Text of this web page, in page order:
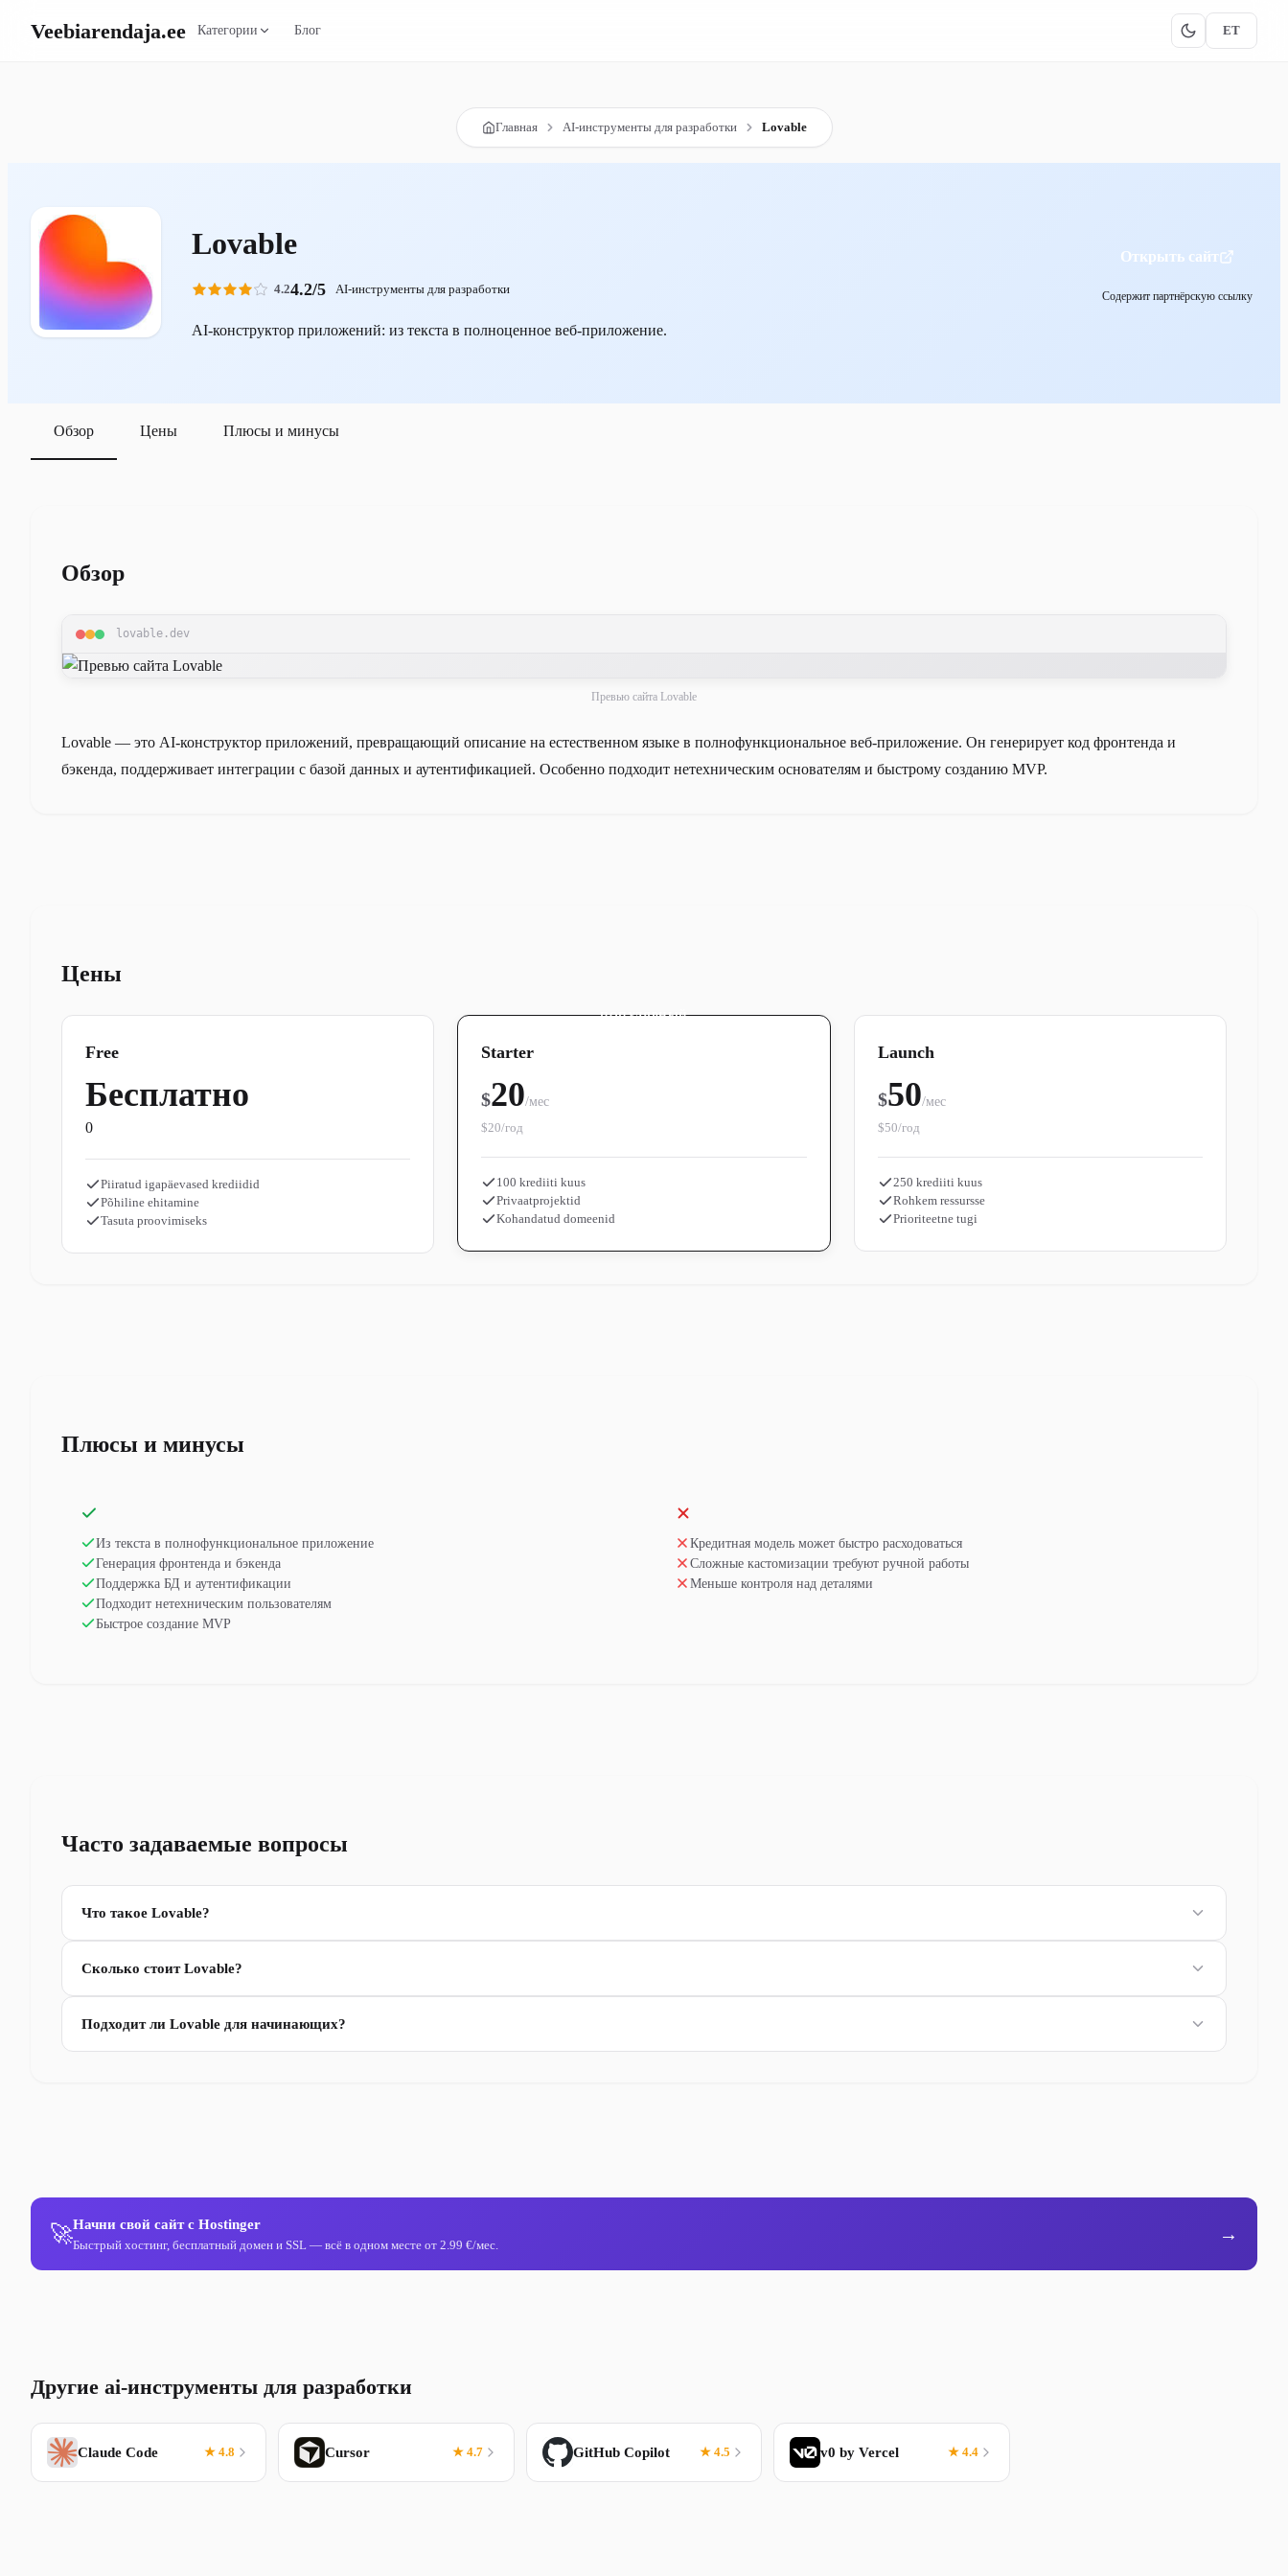
Veebiarendaja.ee Категории Блог ET
Главная AI-инструменты для разработки Lovable
Lovable
4.24.2/5 AI-инструменты для разработки
AI-конструктор приложений: из текста в полноценное веб-приложение.
Открыть сайт
Содержит партнёрскую ссылку
Обзор Цены Плюсы и минусы
Обзор
lovable.dev
Превью сайта Lovable
Lovable — это AI-конструктор приложений, превращающий описание на естественном языке в полнофункциональное веб-приложение. Он генерирует код фронтенда и
бэкенда, поддерживает интеграции с базой данных и аутентификацией. Особенно подходит нетехническим основателям и быстрому созданию MVP.
Цены
Free
Бесплатно
0
Piiratud igapäevased krediidid
Põhiline ehitamine
Tasuta proovimiseks
ПОПУЛЯРНЫЙ
Starter
$20/мес
$20/год
100 krediiti kuus
Privaatprojektid
Kohandatud domeenid
Launch
$50/мес
$50/год
250 krediiti kuus
Rohkem ressursse
Prioriteetne tugi
Плюсы и минусы
Из текста в полнофункциональное приложение
Генерация фронтенда и бэкенда
Поддержка БД и аутентификации
Подходит нетехническим пользователям
Быстрое создание MVP
Кредитная модель может быстро расходоваться
Сложные кастомизации требуют ручной работы
Меньше контроля над деталями
Часто задаваемые вопросы
Что такое Lovable?
Сколько стоит Lovable?
Подходит ли Lovable для начинающих?
🚀Начни свой сайт с Hostinger
Быстрый хостинг, бесплатный домен и SSL — всё в одном месте от 2.99 €/мес.
→
Другие ai-инструменты для разработки
Claude Code ★ 4.8 Cursor ★ 4.7 GitHub Copilot ★ 4.5 v0 by Vercel ★ 4.4